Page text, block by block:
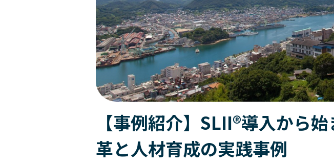
【事例紹介】SLII®導入から
革と人材育成の実践事例
MY
トレーニング・プロフェッショナル
所属する組織の中で研修を実施することが可能です。各種プログラムを組織内で幅広く展開することができ
leadership-point-of-view
変革に向けて人々を導く
リーダーシップ
セルフ・リーダーシップ